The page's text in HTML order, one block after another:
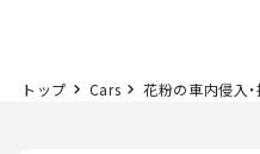
トップ Cars 花粉の車内侵入・拡散をグッズで防げ！